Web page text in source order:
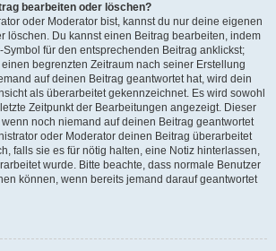
bearbeiten oder löschen?
oder Moderator bist, kannst du nur deine eigenen
löschen. Du kannst einen Beitrag bearbeiten, indem
Symbol für den entsprechenden Beitrag anklickst;
begrenzten Zeitraum nach seiner Erstellung
auf deinen Beitrag geantwortet hat, wird dein
als überarbeitet gekennzeichnet. Es wird sowohl
Zeitpunkt der Bearbeitungen angezeigt. Dieser
noch niemand auf deinen Beitrag geantwortet
oder Moderator deinen Beitrag überarbeitet
falls sie es für nötig halten, eine Notiz hinterlassen,
wurde. Bitte beachte, dass normale Benutzer
können, wenn bereits jemand darauf geantwortet